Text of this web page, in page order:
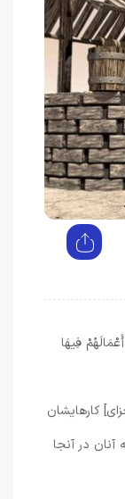
فِيهَا
كارهايشان
آنان در آنجا